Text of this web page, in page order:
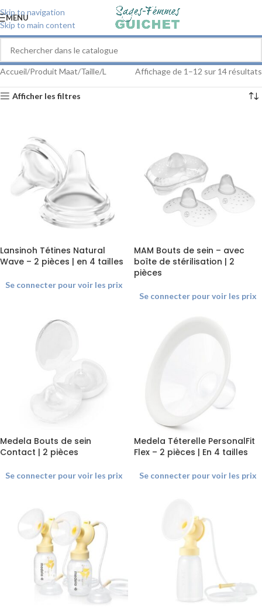
Skip to navigation
Skip to main content
MENU
Accueil Produit Maat/Taille L Affichage de 1–12 sur 14 résultats
Afficher les filtres
Lansinoh Tétines Natural
Wave – 2 pièces | en 4 tailles
Se connecter pour voir les prix
MAM Bouts de sein – avec
boîte de stérilisation | 2
pièces
Se connecter pour voir les prix
Medela Bouts de sein
Contact | 2 pièces
Se connecter pour voir les prix
Medela Téterelle PersonalFit
Flex – 2 pièces | En 4 tailles
Se connecter pour voir les prix